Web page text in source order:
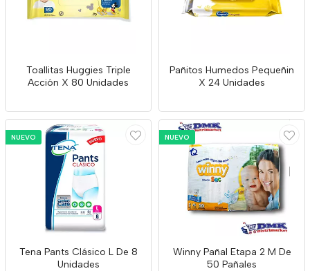
Toallitas Huggies Triple
Acción X 80 Unidades
Pañitos Humedos Pequeñin
X 24 Unidades
NUEVO
Tena Pants Clásico L De 8
Unidades
NUEVO
Winny Pañal Etapa 2 M De
50 Pañales